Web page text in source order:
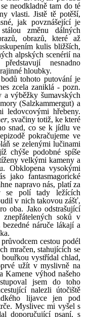
neodkladně tam do té
vlasti. Jistě tě potěší,
jak povznášející je
změnu dálných
obrazů, které až
kulis bližších,
alpských scenérií na
nesnadno
hloubky.
tohoto putování je
zcela zaniklá - pozn.
a výběžky šumavských
(Salzkammergut) a
ledovcovými hřebeny.
, svačiny totiž, ke které
snad, co se k jídlu ve
pokračujeme ve
se zelenými lučinami
chýše podobné spíše
velkými kameny a
Obklopena vysokými
jako fantasmagorické
napravo nás, platí za
se polí tady ležících
v nich takovou zášť,
oba. Jako odstrašující
soků v
náruče lákají a
cestou podél
mračen, stahujících se
vystřídal chlad,
užít v myslivně na
Kamene výhod našeho
jsem do toho
nalezli útočiště
lijavce jen pod
Myslivec mi vyšel s
doporučující psaní, s